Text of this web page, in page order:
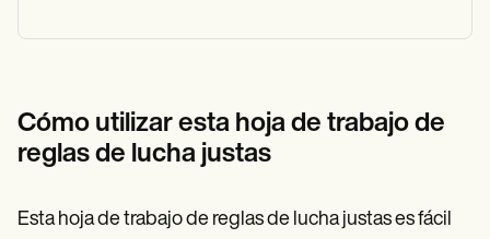
Cómo utilizar esta hoja de trabajo de
reglas de lucha justas
Esta hoja de trabajo de reglas de lucha justas es fácil